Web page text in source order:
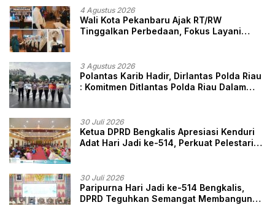
4 Agustus 2026
Wali Kota Pekanbaru Ajak RT/RW
Tinggalkan Perbedaan, Fokus Layani
3 Agustus 2026
Polantas Karib Hadir, Dirlantas Polda Riau
: Komitmen Ditlantas Polda Riau Dalam
30 Juli 2026
Ketua DPRD Bengkalis Apresiasi Kenduri
Adat Hari Jadi ke-514, Perkuat Pelestarian
30 Juli 2026
Paripurna Hari Jadi ke-514 Bengkalis,
DPRD Teguhkan Semangat Membangun